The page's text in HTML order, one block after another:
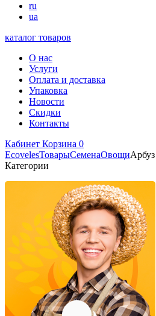
ru
ua
каталог товаров
О нас
Услуги
Оплата и доставка
Упаковка
Новости
Скидки
Контакты
Кабинет Корзина 0
EcovelesТоварыСеменаОвощиАрбуз
Категории